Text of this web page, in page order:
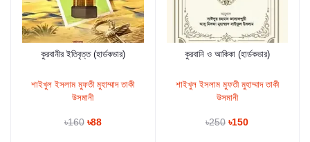
কার্টে যুক্ত করুন
কুরবানীর ইতিবৃত্ত (হার্ডকভার)
শাইখুল ইসলাম মুফতী মুহাম্মাদ তাকী
উসমানী
৳160 ৳88
কার্টে যুক্ত করুন
কুরবানি ও আকিকা (হার্ডকভার)
শাইখুল ইসলাম মুফতী মুহাম্মাদ তাকী
উসমানী
৳250 ৳150